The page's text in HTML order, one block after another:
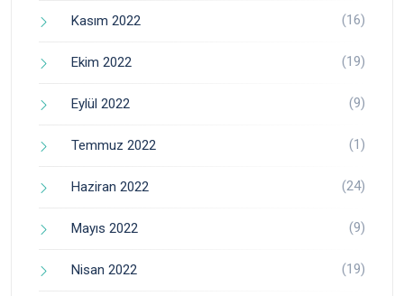
Kasım 2022 (16)
Ekim 2022 (19)
Eylül 2022 (9)
Temmuz 2022 (1)
Haziran 2022 (24)
Mayıs 2022 (9)
Nisan 2022 (19)